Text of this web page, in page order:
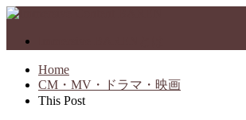
Home
CM・MV・ドラマ・映画
This Post